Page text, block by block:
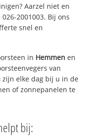
Aarzel niet en
2001003. Bij ons
snel en
in Hemmen en
van
zijn elke dag bij u in de
of zonnepanelen te
bij: